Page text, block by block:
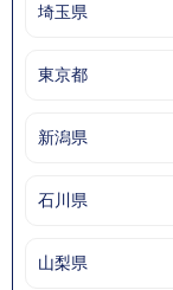
埼玉県
東京都
新潟県
石川県
山梨県